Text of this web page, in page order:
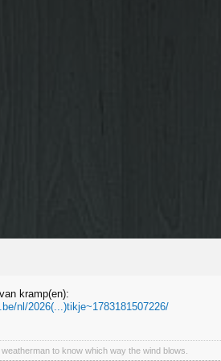
kramp(en):
nl/2026(...)tikje~1783181507226/
to know which way the wind blows.